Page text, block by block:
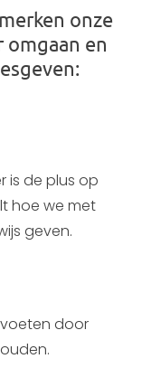
onze
omgaan en
is de plus op
hoe we met
geven.
door